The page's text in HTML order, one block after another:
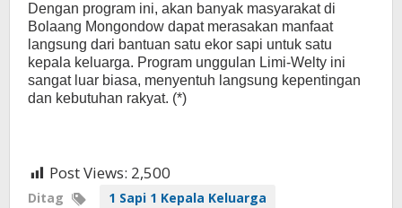
Dengan program ini, akan banyak masyarakat di
Bolaang Mongondow dapat merasakan manfaat
langsung dari bantuan satu ekor sapi untuk satu
kepala keluarga. Program unggulan Limi-Welty ini
sangat luar biasa, menyentuh langsung kepentingan
dan kebutuhan rakyat. (*)
Post Views: 2,500
Ditag
1 Sapi 1 Kepala Keluarga